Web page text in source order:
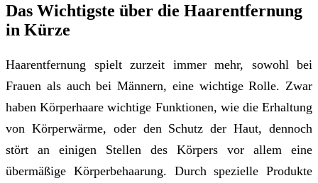
Das Wichtigste über die Haarentfernung
in Kürze
Haarentfernung spielt zurzeit immer mehr, sowohl bei
Frauen als auch bei Männern, eine wichtige Rolle. Zwar
haben Körperhaare wichtige Funktionen, wie die Erhaltung
von Körperwärme, oder den Schutz der Haut, dennoch
stört an einigen Stellen des Körpers vor allem eine
übermäßige Körperbehaarung. Durch spezielle Produkte